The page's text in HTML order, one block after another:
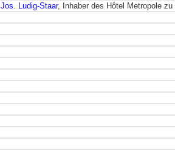
Jos. Ludig-Staar, Inhaber des Hôtel Metropole zu